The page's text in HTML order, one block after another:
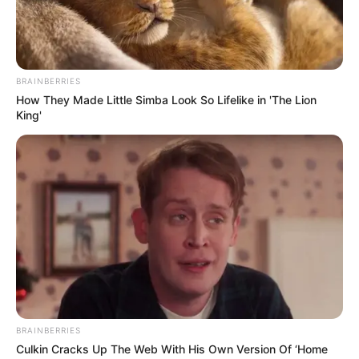
ΥΒΡΙΣ ΑΤΙΣ ΝΕΜΕΣΙΣ ΤΙΣΙΣ. Η
ΕΛΛΗΝΙΚΗ ΗΘΙΚΗ.
Εφημερίδες και ΜΜΕ που
χρηματοδοτούνται από τον
George Soros
Ο γιος μου Hunter !! Ξεκινάει τον
Σεπτέμβρη η προβολή της ταινίας...
BRAINBERRIES
How They Made Little Simba Look So Lifelike in 'The Lion
King'
BRAINBERRIES
Culkin Cracks Up The Web With His Own Version Of ‘Home